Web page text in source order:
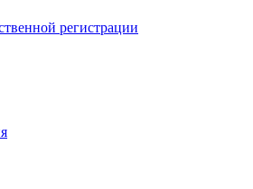
регистрации